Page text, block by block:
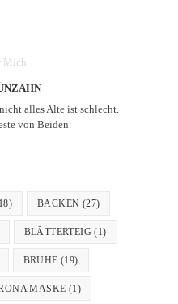
alles Alte ist schlecht.
von Beiden.
BACKEN (27)
BLÄTTERTEIG (1)
BRÜHE (19)
MASKE (1)